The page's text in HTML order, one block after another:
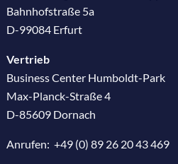
Bahnhofstraße 5a
D-99084 Erfurt
Vertrieb
Business Center Humboldt-Park
Max-Planck-Straße 4
D-85609 Dornach
Anrufen: +49 (0) 89 26 20 43 469